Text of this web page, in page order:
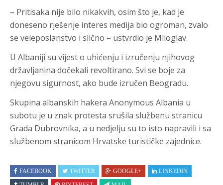
– Pritisaka nije bilo nikakvih, osim što je, kad je
doneseno rješenje interes medija bio ogroman, zvalo
se veleposlanstvo i slično – ustvrdio je Miloglav.
U Albaniji su vijest o uhićenju i izručenju njihovog
državljanina dočekali revoltirano. Svi se boje za
njegovu sigurnost, ako bude izručen Beogradu.
Skupina albanskih hakera Anonymous Albania u
subotu je u znak protesta srušila službenu stranicu
Grada Dubrovnika, a u nedjelju su to isto napravili i sa
službenom stranicom Hrvatske turističke zajednice.
FACEBOOK TWITTER GOOGLE+
LINKEDIN